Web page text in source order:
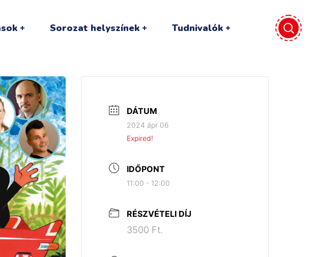
Sorozat helyszínek Tudnivalók
DÁTUM
2024 ápr 06
Expired!
IDŐPONT
11:00 - 12:00
RÉSZVÉTELI DÍJ
3500 Ft.